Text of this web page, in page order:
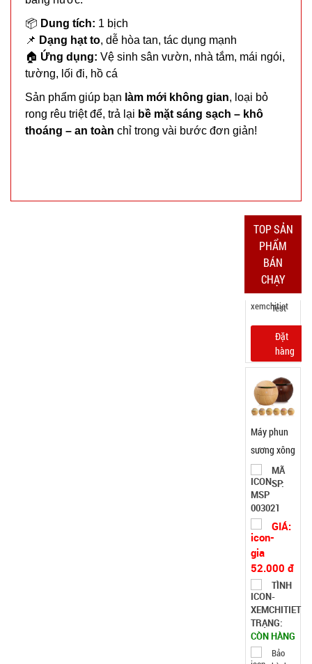
📦 Dung tích: 1 bịch
📌 Dạng hạt to, dễ hòa tan, tác dụng mạnh
🏠 Ứng dụng: Vệ sinh sân vườn, nhà tắm, mái ngói,
tường, lối đi, hồ cá
Sản phẩm giúp bạn làm mới không gian, loại bỏ
rong rêu triệt để, trả lại bề mặt sáng sạch – khô
thoáng – an toàn chỉ trong vài bước đơn giản!
TOP SẢN
PHẨM
BÁN
CHẠY
GIÁ:
11.500 đ
hành:
Test
Đặt
hàng
Máy phun
sương xông
tinh dầu
tạo độ ẩm
Vân Gỗ
Aroma
MÃ
SP:
003021
GIÁ:
52.000 đ
TRẠNG:
CÒN HÀNG
hành:
Test,
Cân nặng:
0,5kg
Đặt
hàng